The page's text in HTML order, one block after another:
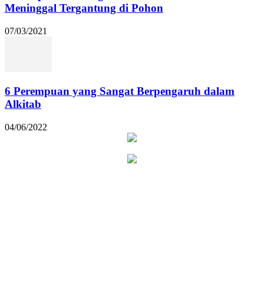
Meninggal Tergantung di Pohon
07/03/2021
6 Perempuan yang Sangat Berpengaruh dalam
Alkitab
04/06/2022